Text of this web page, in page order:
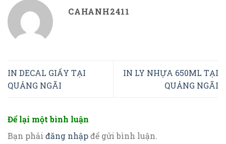
CAHANH2411
IN DECAL GIẤY TẠI
QUẢNG NGÃI
IN LY NHỰA 650ML TẠI
QUẢNG NGÃI
Để lại một bình luận
Bạn phải đăng nhậpđể gửi bình luận.